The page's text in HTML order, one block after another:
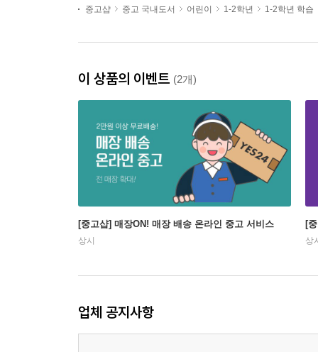
중고샵
중고 국내도서 어린이 1-2학년 1-2학년 학습
이 상품의 이벤트 (2개)
[중고샵] 매장ON! 매장 배송 온라인 중고 서비스
상시
[
상
업체 공지사항